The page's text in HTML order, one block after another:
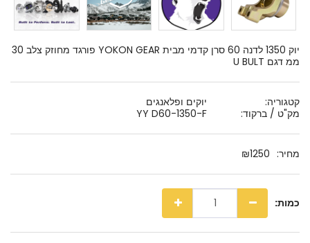
יוק 1350 לדנה 60 סרן קדמי מבית YOKON GEAR פורגד מחוזק צלב 30
ממ דגם U BULT
קטגוריה:
יוקים ופלאנגים
מק"ט / ברקוד:
מחיר: ₪1250
כמות: